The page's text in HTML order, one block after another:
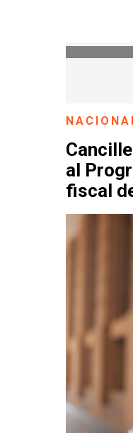
al
fiscal